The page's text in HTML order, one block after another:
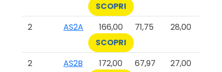
SCOPRI
2
AS2A 166,00 71,75
28,00
SCOPRI
2
AS2B 172,00 67,97
27,00